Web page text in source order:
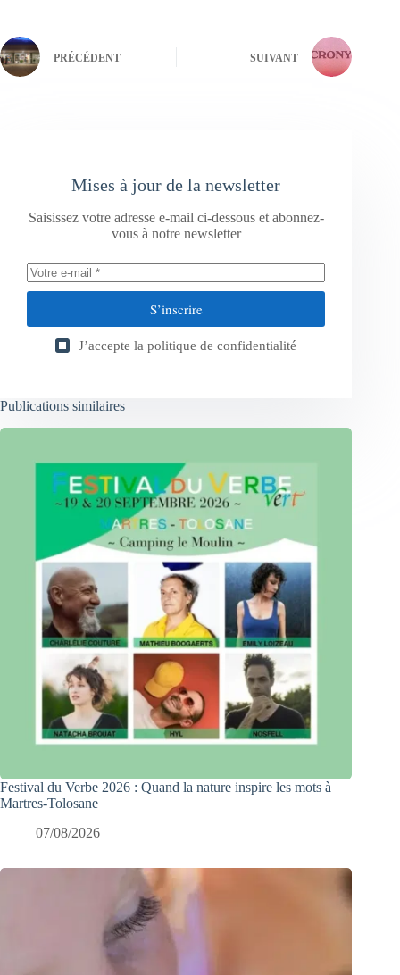
PRÉCÉDENT SUIVANT
Mises à jour de la newsletter
Saisissez votre adresse e-mail ci-dessous et abonnez-
vous à notre newsletter
S’inscrire
J’accepte la politique de confidentialité
Publications similaires
Festival du Verbe 2026 : Quand la nature inspire les mots à
Martres-Tolosane
07/08/2026